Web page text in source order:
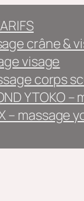
crâne &
visage
corps
YTOKO
– massage